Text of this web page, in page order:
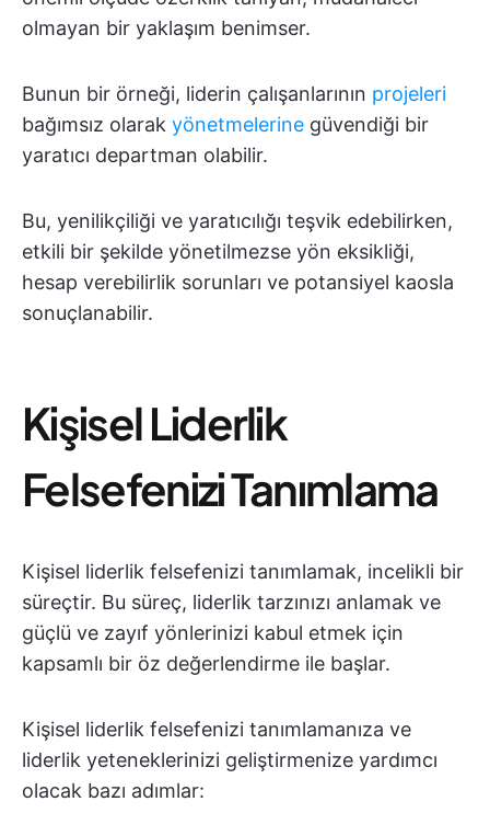
olmayan bir yaklaşım benimser.
Bunun bir örneği, liderin çalışanlarının projeleri
bağımsız olarak yönetmelerine güvendiği bir
yaratıcı departman olabilir.
Bu, yenilikçiliği ve yaratıcılığı teşvik edebilirken,
etkili bir şekilde yönetilmezse yön eksikliği,
hesap verebilirlik sorunları ve potansiyel kaosla
sonuçlanabilir.
Kişisel Liderlik
Felsefenizi Tanımlama
Kişisel liderlik felsefenizi tanımlamak, incelikli bir
süreçtir. Bu süreç, liderlik tarzınızı anlamak ve
güçlü ve zayıf yönlerinizi kabul etmek için
kapsamlı bir öz değerlendirme ile başlar.
Kişisel liderlik felsefenizi tanımlamanıza ve
liderlik yeteneklerinizi geliştirmenize yardımcı
olacak bazı adımlar: